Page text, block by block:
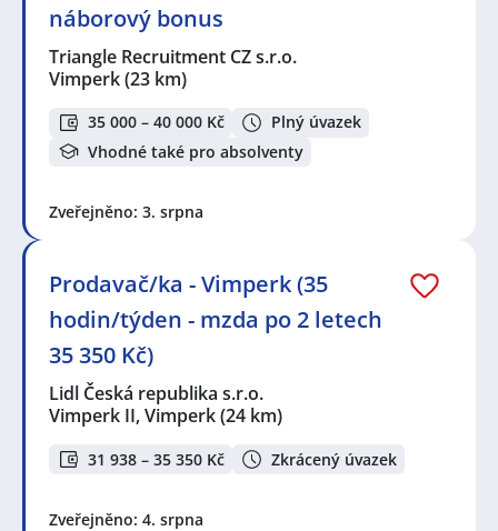
náborový bonus
Triangle Recruitment CZ s.r.o.
Vimperk(23 km)
35 000 – 40 000 Kč
Plný úvazek
Vhodné také pro absolventy
Zveřejněno: 3. srpna
Prodavač/ka - Vimperk (35
hodin/týden - mzda po 2 letech
35 350 Kč)
Lidl Česká republika s.r.o.
Vimperk II, Vimperk(24 km)
31 938 – 35 350 Kč Zkrácený úvazek
Zveřejněno: 4. srpna